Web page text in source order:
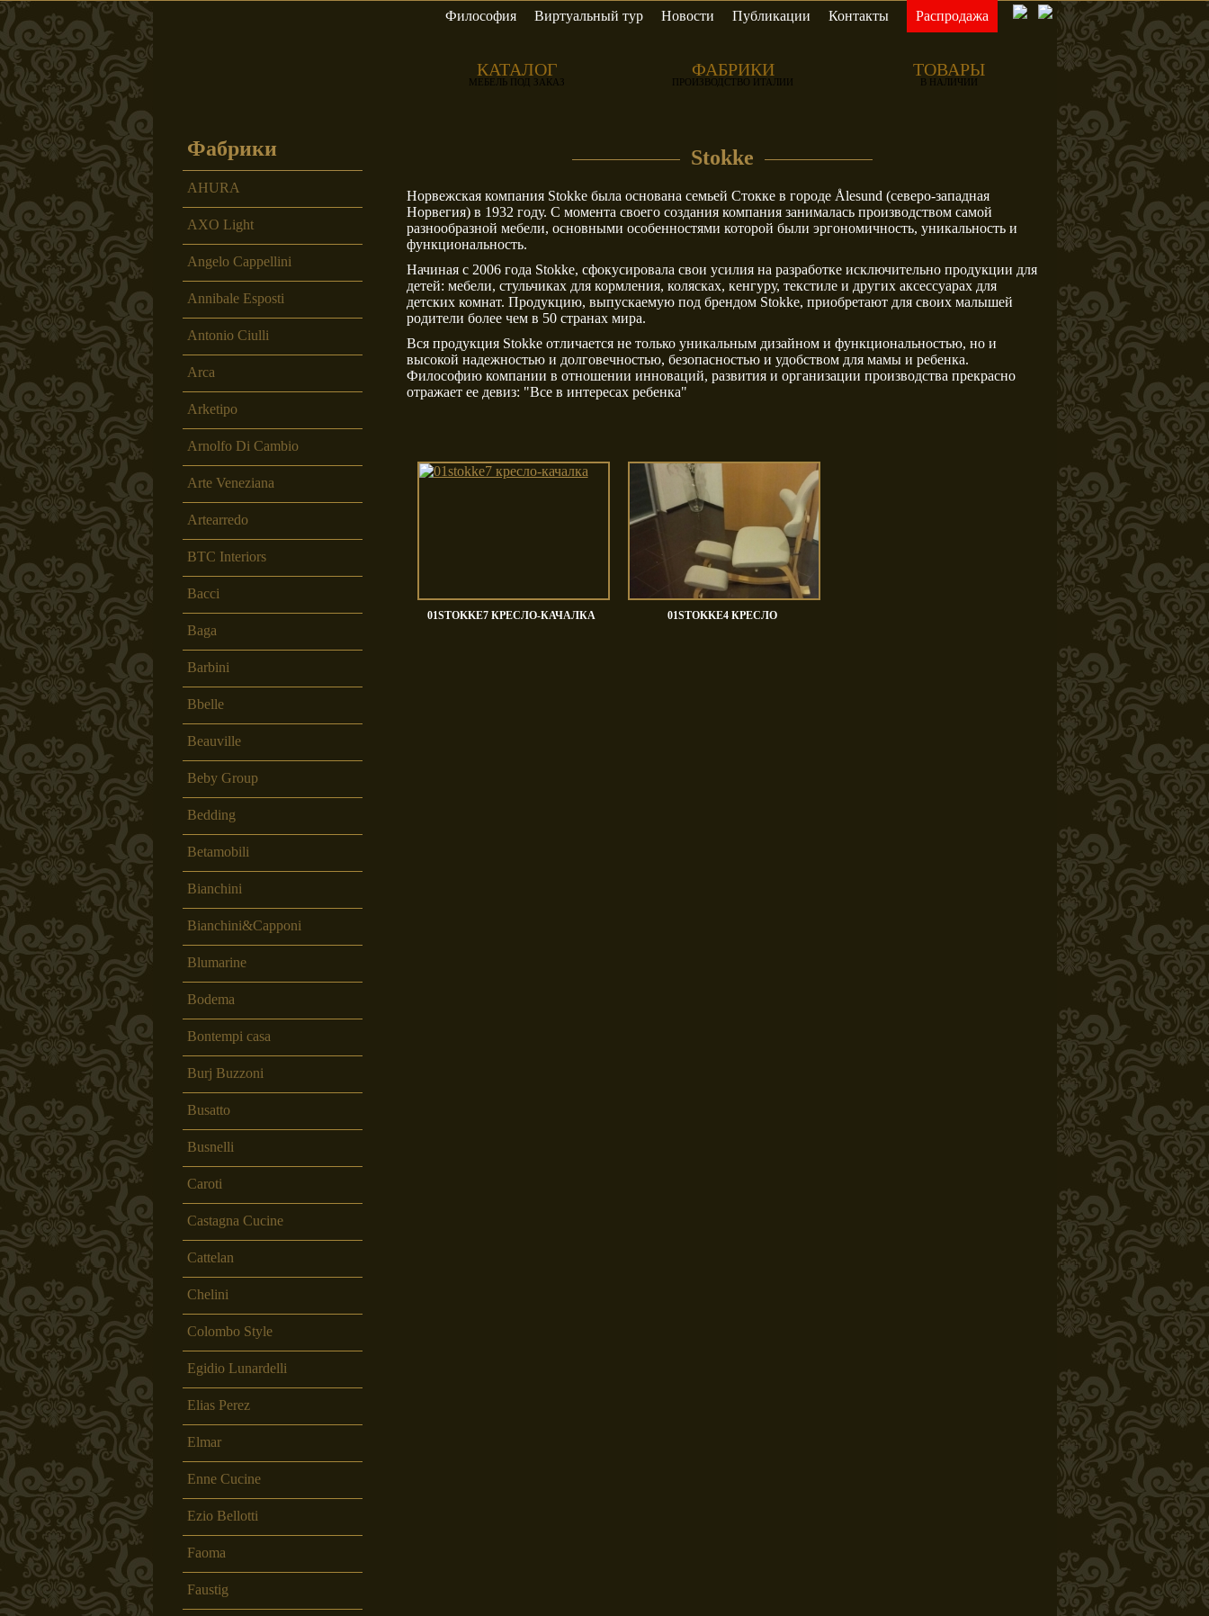
Философия Виртуальный тур Новости Публикации Контакты Распродажа
КАТАЛОГ
МЕБЕЛЬ ПОД ЗАКАЗ
ФАБРИКИ
ПРОИЗВОДСТВО ИТАЛИИ
ТОВАРЫ
В НАЛИЧИИ
Фабрики
AHURA
AXO Light
Angelo Cappellini
Annibale Esposti
Antonio Ciulli
Arca
Arketipo
Arnolfo Di Cambio
Arte Veneziana
Artearredo
BTC Interiors
Bacci
Baga
Barbini
Bbelle
Beauville
Beby Group
Bedding
Betamobili
Bianchini
Bianchini&Capponi
Blumarine
Bodema
Bontempi casa
Burj Buzzoni
Busatto
Busnelli
Caroti
Castagna Cucine
Cattelan
Chelini
Colombo Style
Egidio Lunardelli
Elias Perez
Elmar
Enne Cucine
Ezio Bellotti
Faoma
Faustig
Stokke
Норвежская компания Stokke была основана семьей Стокке в городе Ålesund (северо-западная
Норвегия) в 1932 году. С момента своего создания компания занималась производством самой
разнообразной мебели, основными особенностями которой были эргономичность, уникальность и
функциональность.
Начиная с 2006 года Stokke, сфокусировала свои усилия на разработке исключительно продукции для
детей: мебели, стульчиках для кормления, колясках, кенгуру, текстиле и других аксессуарах для
детских комнат. Продукцию, выпускаемую под брендом Stokke, приобретают для своих малышей
родители более чем в 50 странах мира.
Вся продукция Stokke отличается не только уникальным дизайном и функциональностью, но и
высокой надежностью и долговечностью, безопасностью и удобством для мамы и ребенка.
Философию компании в отношении инноваций, развития и организации производства прекрасно
отражает ее девиз: "Все в интересах ребенка"
01STOKKE7 КРЕСЛО-КАЧАЛКА 01STOKKE4 КРЕСЛО
Bianchini Bianchini&Capponi
Chelini Egidio Lunardelli Elias Perez Enne Cucine
Gabbiani Galimberti Nino Gallo Gallotti & Radice Halley Happy Night
Mimo salotti Mirandola Moda Peltrostil
Swad Dondi Tomassi Cucine Tosato Turri